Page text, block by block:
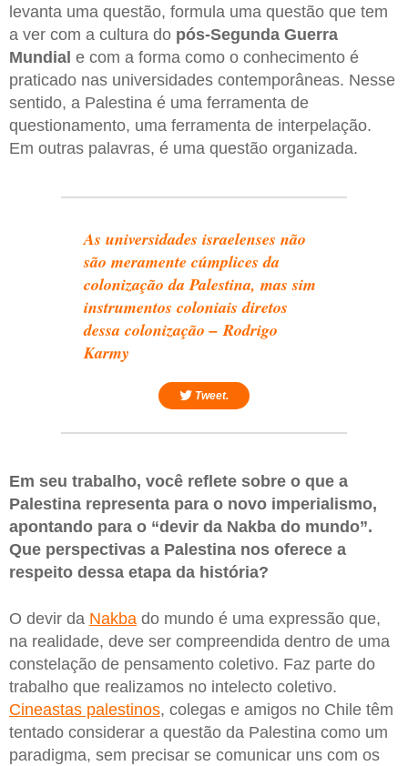
levanta uma questão, formula uma questão que tem
a ver com a cultura do pós-Segunda Guerra
Mundial e com a forma como o conhecimento é
praticado nas universidades contemporâneas. Nesse
sentido, a Palestina é uma ferramenta de
questionamento, uma ferramenta de interpelação.
Em outras palavras, é uma questão organizada.
As universidades israelenses não
são meramente cúmplices da
colonização da Palestina, mas sim
instrumentos coloniais diretos
dessa colonização – Rodrigo
Karmy
Tweet.
Em seu trabalho, você reflete sobre o que a
Palestina representa para o novo imperialismo,
apontando para o “devir da Nakba do mundo”.
Que perspectivas a Palestina nos oferece a
respeito dessa etapa da história?
O devir da Nakba do mundo é uma expressão que,
na realidade, deve ser compreendida dentro de uma
constelação de pensamento coletivo. Faz parte do
trabalho que realizamos no intelecto coletivo.
Cineastas palestinos, colegas e amigos no Chile têm
tentado considerar a questão da Palestina como um
paradigma, sem precisar se comunicar uns com os